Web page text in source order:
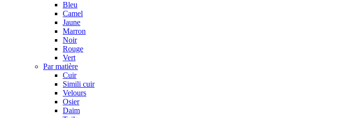
Bleu
Camel
Jaune
Marron
Noir
Rouge
Vert
Par matière
Cuir
Simili cuir
Velours
Osier
Daim